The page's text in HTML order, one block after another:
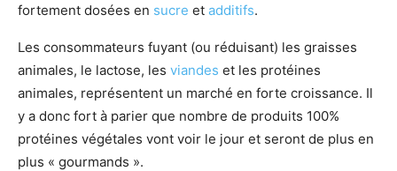
fortement dosées en sucre et additifs.
Les consommateurs fuyant (ou réduisant) les graisses
animales, le lactose, les viandes et les protéines
animales, représentent un marché en forte croissance. Il
y a donc fort à parier que nombre de produits 100%
protéines végétales vont voir le jour et seront de plus en
plus « gourmands ».